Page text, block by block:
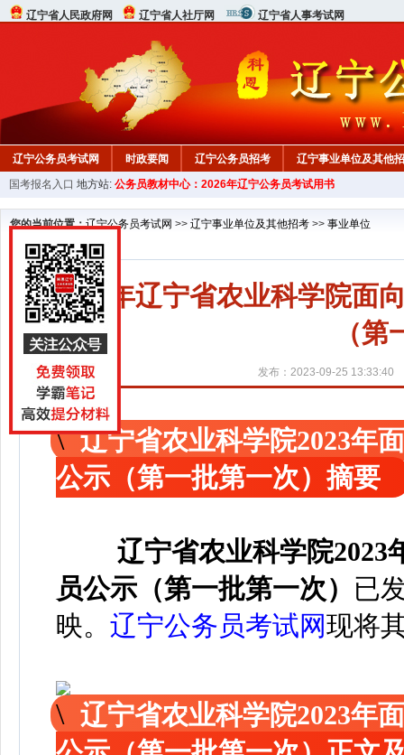
辽宁省人民政府网 辽宁省人社厅网 辽宁省人事考试网
辽宁公务员考试网 时政要闻 辽宁公务员招考 辽宁事业单位及其他
在线咨询 教材中心
国考报名入口 地方站: 公务员教材中心：2026年辽宁公务员考试用书
您的当前位置：辽宁公务员考试网 >> 辽宁事业单位及其他招考 >> 事业单位
2023年辽宁省农业科学院面
（
发布：2023-09-25 13:33:40
辽宁省农业科学院2023年
公示（第一批第一次）摘要
辽宁省农业科学院2023
员公示（第一批第一次） 已
映。 辽宁公务员考试网现将
辽宁省农业科学院2023年